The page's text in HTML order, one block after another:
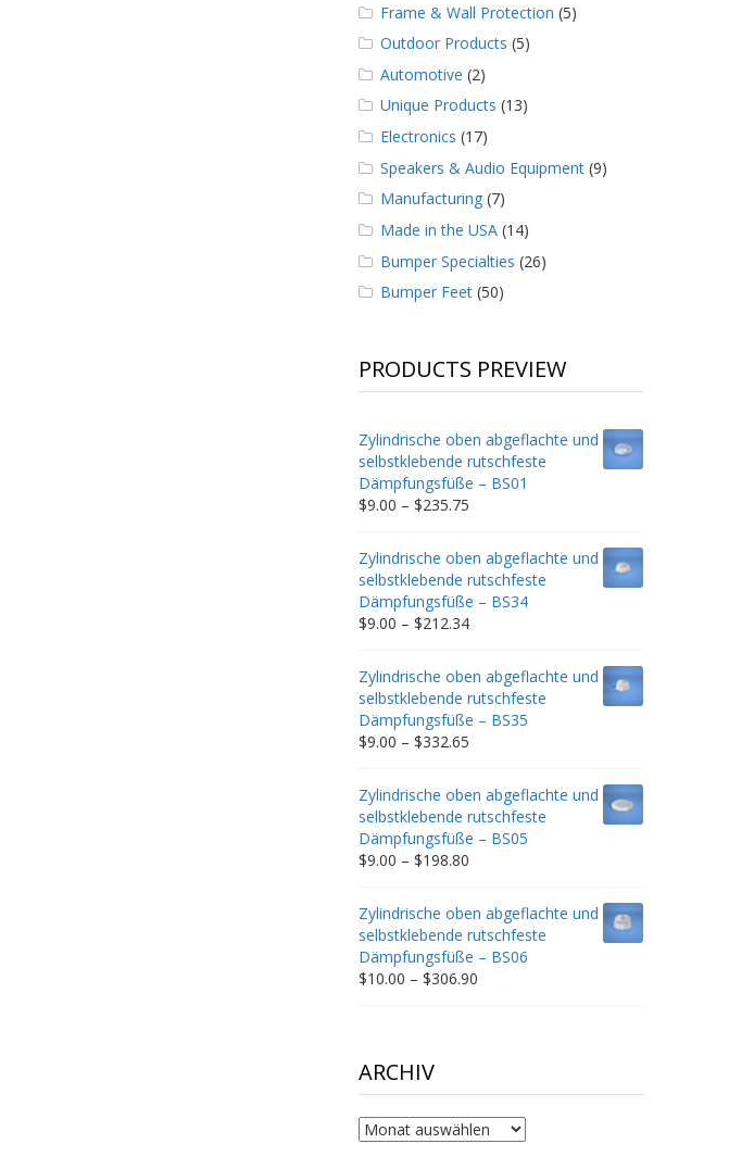
Frame & Wall Protection (5)
Outdoor Products (5)
Automotive (2)
Unique Products (13)
Electronics (17)
Speakers & Audio Equipment(9)
Manufacturing(7)
Made in the USA(14)
Bumper Specialties (26)
Bumper Feet(50)
PRODUCTS PREVIEW
Zylindrische oben abgeflachte und
selbstklebende rutschfeste
Dämpfungsfüße – BS01
$9.00 – $235.75Price
$9.00
through
$235.75
Zylindrische oben abgeflachte und
selbstklebende rutschfeste
Dämpfungsfüße – BS34
$9.00 – $212.34Price
$9.00
through
$212.34
Zylindrische oben abgeflachte und
selbstklebende rutschfeste
Dämpfungsfüße – BS35
$9.00 – $332.65Price
$9.00
through
$332.65
Zylindrische oben abgeflachte und
selbstklebende rutschfeste
Dämpfungsfüße – BS05
$9.00 – $198.80Price
$9.00
through
$198.80
Zylindrische oben abgeflachte und
selbstklebende rutschfeste
Dämpfungsfüße – BS06
$10.00 – $306.90Price
ARCHIV
Archiv